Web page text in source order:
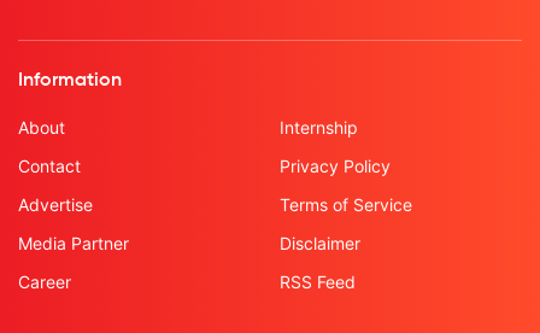
Information
About
Contact
Advertise
Media Partner
Career
Internship
Privacy Policy
Terms of Service
Disclaimer
RSS Feed